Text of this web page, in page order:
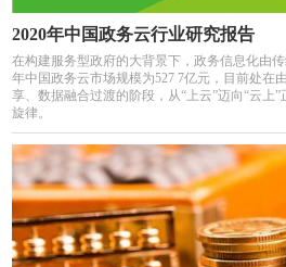
2020年中国政务云行业研究报告
在构建服务型政府的大背景下，政务信息化由
年中国政务云市场规模为527 7亿元，目前处在
享、数据融合过渡的阶段，从“上云”迈向“云上
旋律。